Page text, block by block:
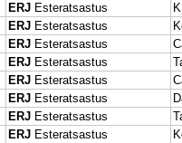
ERJEsteratsastus
ERJEsteratsastus
ERJEsteratsastus
ERJEsteratsastus
ERJEsteratsastus
ERJEsteratsastus
ERJEsteratsastus
ERJEsteratsastus